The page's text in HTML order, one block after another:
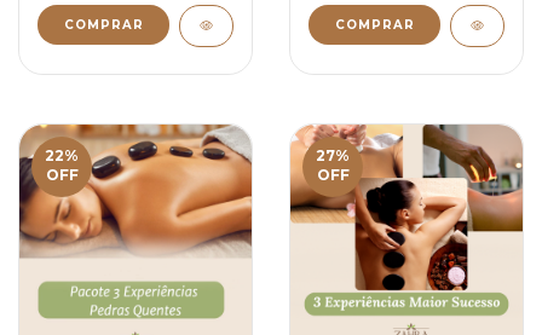
22%
OFF
27%
OFF